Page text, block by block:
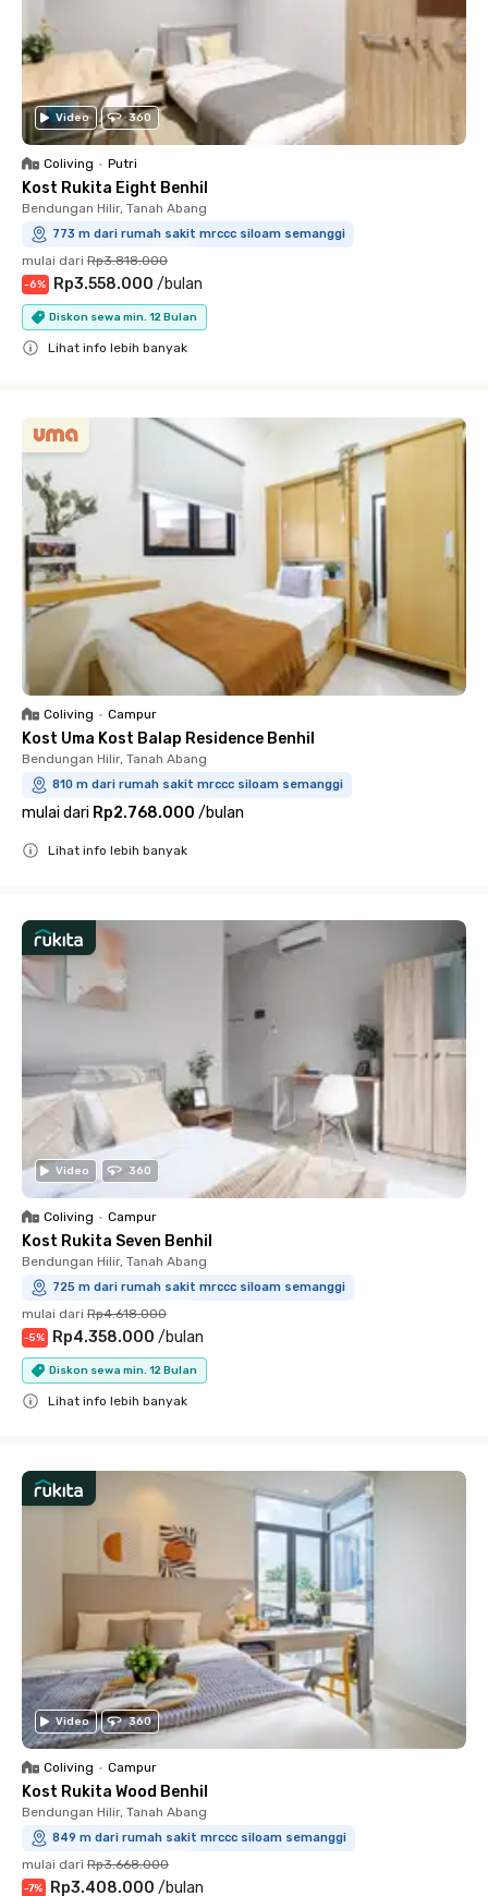
Video 360
Coliving • Putri
Kost Rukita Eight Benhil
Bendungan Hilir, Tanah Abang
773 m dari rumah sakit mrccc siloam semanggi
mulai dari Rp3.818.000
-6% Rp3.558.000 /bulan
Diskon sewa min. 12 Bulan
Lihat info lebih banyak
Coliving • Campur
Kost Uma Kost Balap Residence Benhil
Bendungan Hilir, Tanah Abang
810 m dari rumah sakit mrccc siloam semanggi
mulai dari Rp2.768.000 /bulan
Lihat info lebih banyak
Video 360
Coliving • Campur
Kost Rukita Seven Benhil
Bendungan Hilir, Tanah Abang
725 m dari rumah sakit mrccc siloam semanggi
mulai dari Rp4.618.000
-5% Rp4.358.000 /bulan
Diskon sewa min. 12 Bulan
Lihat info lebih banyak
Video 360
Coliving • Campur
Kost Rukita Wood Benhil
Bendungan Hilir, Tanah Abang
849 m dari rumah sakit mrccc siloam semanggi
mulai dari Rp3.668.000
-7% Rp3.408.000 /bulan